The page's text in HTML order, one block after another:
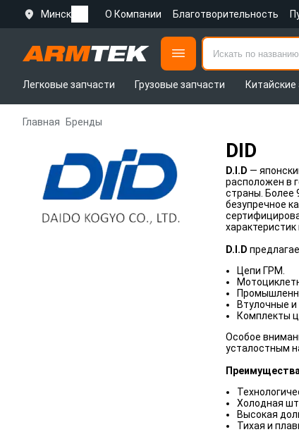
Минск О Компании Благотворительность
Легковые запчасти
Грузовые запчасти Китайские
Главная Бренды
DID
D.I.D —
расположен в
страны. Более
безупречное
D.I.D
Цепи ГРМ.
Втулочные и
Комплекты
Особое
усталостным
Холодная
Высокая
Тихая и